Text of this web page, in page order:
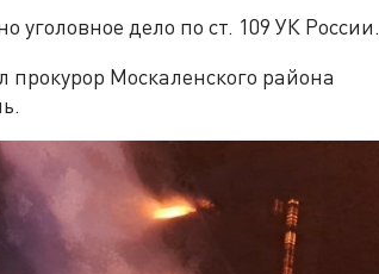
дело по ст. 109 УК России.
Москаленского района